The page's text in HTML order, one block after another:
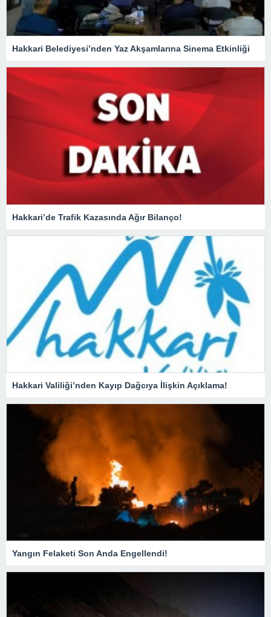
Hakkari Belediyesi’nden Yaz Akşamlarına Sinema Etkinliği
Hakkari’de Trafik Kazasında Ağır Bilanço!
Hakkari Valiliği’nden Kayıp Dağcıya İlişkin Açıklama!
Yangın Felaketi Son Anda Engellendi!